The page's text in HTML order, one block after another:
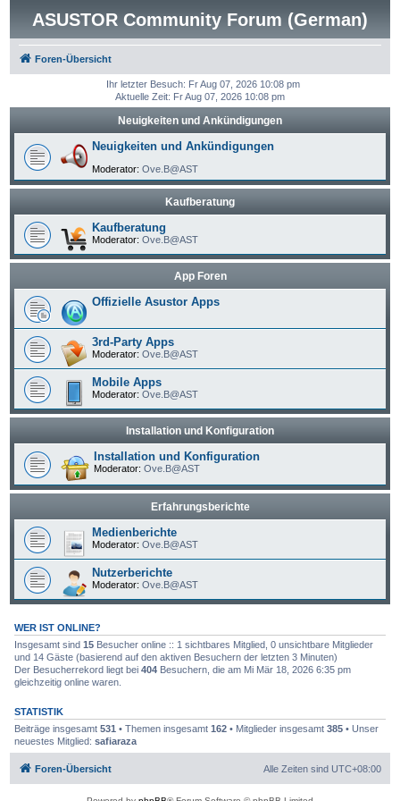
ASUSTOR Community Forum (German)
Foren-Übersicht
Ihr letzter Besuch: Fr Aug 07, 2026 10:08 pm
Aktuelle Zeit: Fr Aug 07, 2026 10:08 pm
Neuigkeiten und Ankündigungen
Neuigkeiten und Ankündigungen
Moderator: Ove.B@AST
Kaufberatung
Kaufberatung
Moderator: Ove.B@AST
App Foren
Offizielle Asustor Apps
3rd-Party Apps
Moderator: Ove.B@AST
Mobile Apps
Moderator: Ove.B@AST
Installation und Konfiguration
Installation und Konfiguration
Moderator: Ove.B@AST
Erfahrungsberichte
Medienberichte
Moderator: Ove.B@AST
Nutzerberichte
Moderator: Ove.B@AST
WER IST ONLINE?
Insgesamt sind 15Besucher online :: 1 sichtbares Mitglied, 0 unsichtbare Mitglieder
und 14 Gäste (basierend auf den aktiven Besuchern der letzten 3 Minuten)
Der Besucherrekord liegt bei 404Besuchern, die am Mi Mär 18, 2026 6:35 pm
gleichzeitig online waren.
STATISTIK
Beiträge insgesamt 531 • Themen insgesamt 162• Mitglieder insgesamt 385• Unser
neuestes Mitglied: safiaraza
Foren-Übersicht Alle Zeiten sind UTC+08:00